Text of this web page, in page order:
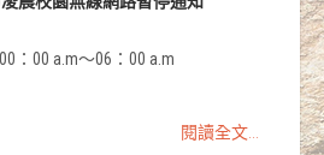
：00 a.m～06：00 a.m
閱讀全文...